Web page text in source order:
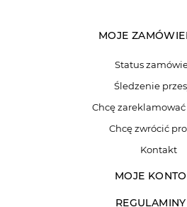
MOJE
Status
Śledzenie
Chcę
Chcę zwrócić
Kontakt
MOJE KONTO
REGULAMINY